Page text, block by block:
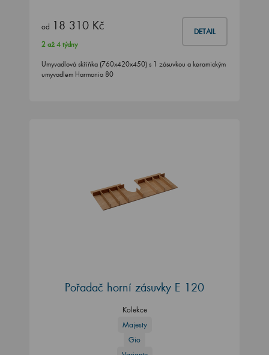
od 18 310 Kč DETAIL
2 až 4 týdny
Umyvadlová skříňka (760x420x450) s 1 zásuvkou a keramickým
umyvadlem Harmonia 80
Pořadač horní zásuvky E 120
Kolekce
Majesty
Gio